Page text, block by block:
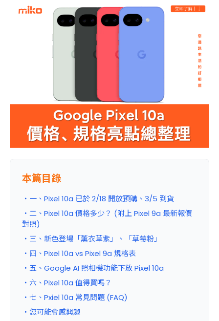
本篇目錄
・一、Pixel 10a 已於 2/18 開放預購、3/5 到貨
・二、Pixel 10a 價格多少？ (附上 Pixel 9a 最新報價
對照)
・三、新色登場「薰衣草紫」、「草莓粉」
・四、Pixel 10a vs Pixel 9a 規格表
・五、Google AI 照相機功能下放 Pixel 10a
・六、Pixel 10a 值得買嗎？
・七、Pxiel 10a 常見問題 (FAQ)
・您可能會感興趣